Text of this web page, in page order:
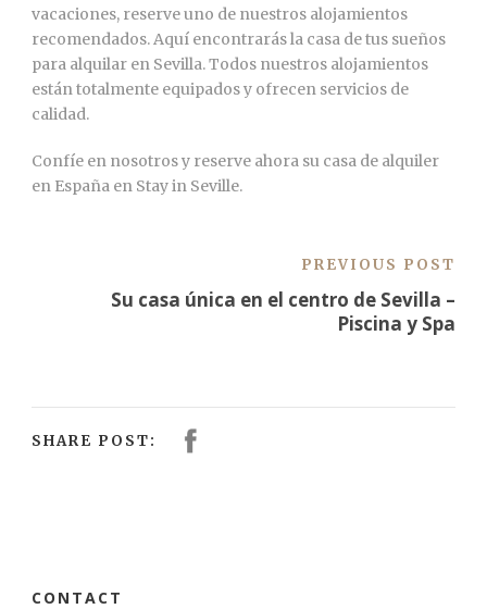
vacaciones, reserve uno de nuestros alojamientos
recomendados. Aquí encontrarás la casa de tus sueños
para alquilar en Sevilla. Todos nuestros alojamientos
están totalmente equipados y ofrecen servicios de
calidad.
Confíe en nosotros y reserve ahora su casa de alquiler
en España en Stay in Seville.
PREVIOUS POST
Su casa única en el centro de Sevilla –
Piscina y Spa
SHARE POST:
CONTACT